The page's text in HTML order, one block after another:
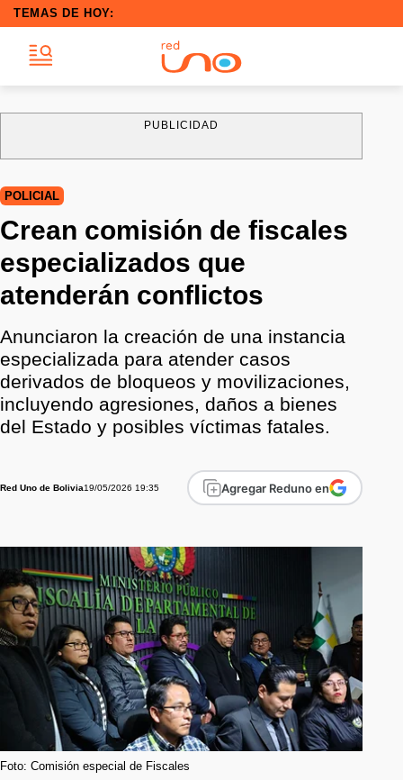
TEMAS DE HOY:
PUBLICIDAD
POLICIAL
Crean comisión de fiscales
especializados que
atenderán conflictos
Anunciaron la creación de una instancia
especializada para atender casos
derivados de bloqueos y movilizaciones,
incluyendo agresiones, daños a bienes
del Estado y posibles víctimas fatales.
Red Uno de Bolivia19/05/2026 19:35 Agregar Reduno en
Foto: Comisión especial de Fiscales